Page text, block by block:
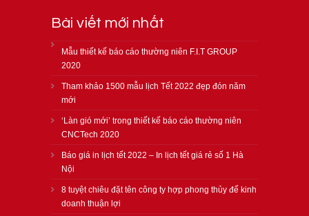
Bài viết mới nhất
Mẫu thiết kế báo cáo thường niên F.I.T GROUP
2020
Tham khảo 1500 mẫu lịch Tết 2022 đẹp đón năm
mới
‘Làn gió mới’ trong thiết kế báo cáo thường niên
CNCTech 2020
Báo giá in lịch tết 2022 – In lịch tết giá rẻ số 1 Hà
Nội
8 tuyệt chiêu đặt tên công ty hợp phong thủy để kinh
doanh thuận lợi